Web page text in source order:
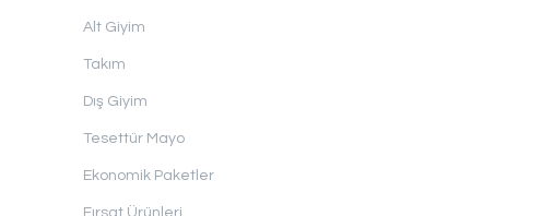
Alt Giyim
Takım
Dış Giyim
Tesettür Mayo
Ekonomik Paketler
Fırsat Ürünleri